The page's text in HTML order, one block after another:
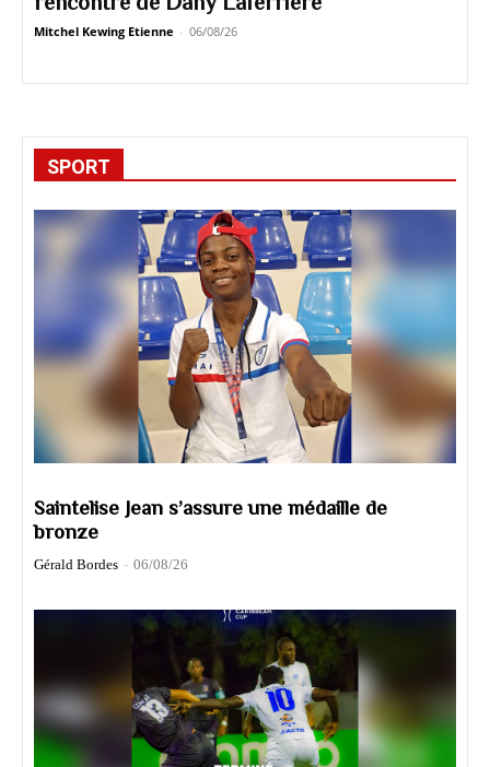
Mitchel Kewing Etienne - 06/08/26
SPORT
Saintelise Jean s’assure une médaille de
bronze
Gérald Bordes - 06/08/26